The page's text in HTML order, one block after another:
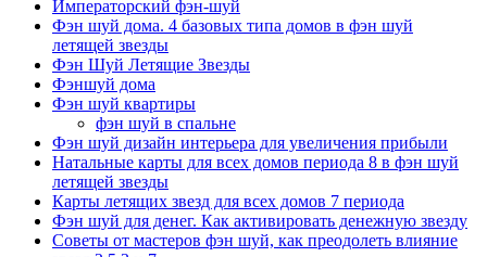
Императорский фэн-шуй
Фэн шуй дома. 4 базовых типа домов в фэн шуй
летящей звезды
Фэн Шуй Летящие Звезды
Фэншуй дома
Фэн шуй квартиры
фэн шуй в спальне
Фэн шуй дизайн интерьера для увеличения прибыли
Натальные карты для всех домов периода 8 в фэн шуй
летящей звезды
Карты летящих звезд для всех домов 7 периода
Фэн шуй для денег. Как активировать денежную звезду
Советы от мастеров фэн шуй, как преодолеть влияние